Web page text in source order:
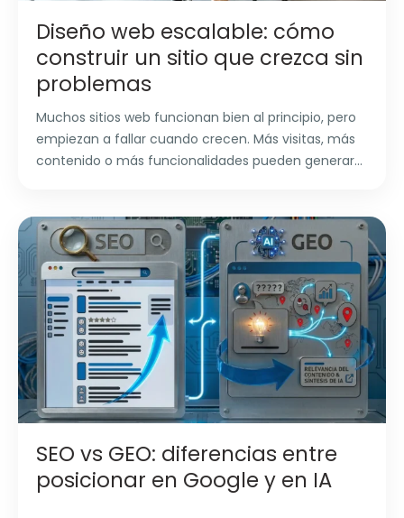
Diseño web escalable: cómo
construir un sitio que crezca sin
problemas
Muchos sitios web funcionan bien al principio, pero
empiezan a fallar cuando crecen. Más visitas, más
contenido o más funcionalidades pueden generar...
SEO vs GEO: diferencias entre
posicionar en Google y en IA